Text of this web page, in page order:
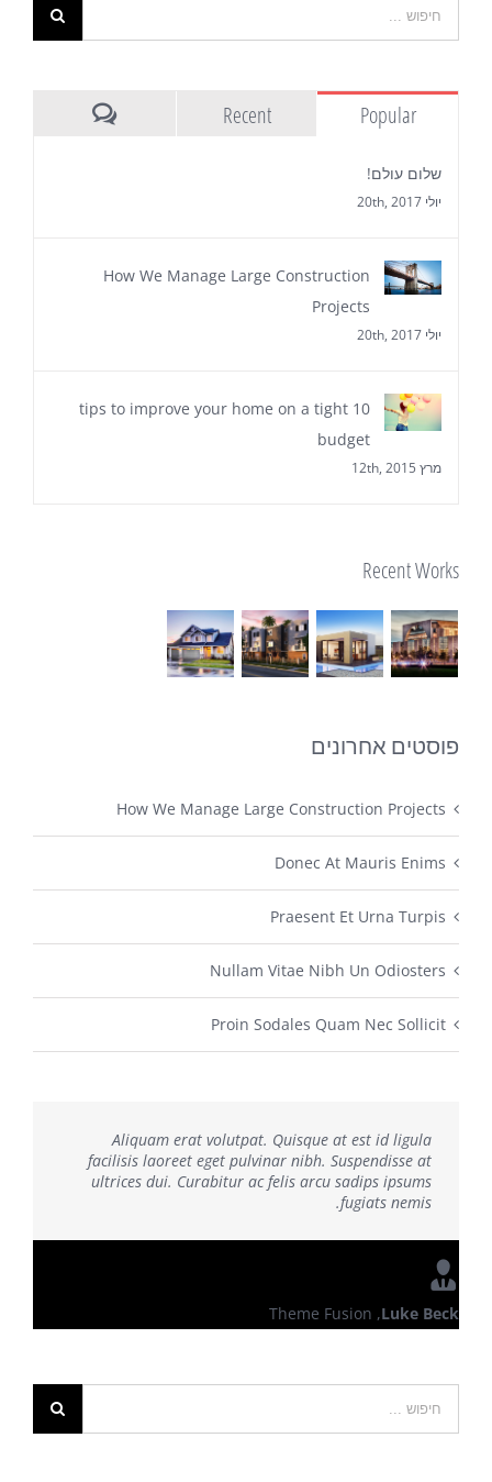
Popular
Recent
שלום עולם!
יולי 20th, 2017
How We Manage Large Construction
Projects
יולי 20th, 2017
10 tips to improve your home on a tight
budget
מרץ 12th, 2015
Recent Works
פוסטים אחרונים
How We Manage Large Construction Projects
Donec At Mauris Enims
Praesent Et Urna Turpis
Nullam Vitae Nibh Un Odiosters
Proin Sodales Quam Nec Sollicit
Aliquam erat volutpat. Quisque at est id ligula
facilisis laoreet eget pulvinar nibh. Suspendisse at
ultrices dui. Curabitur ac felis arcu sadips ipsums
fugiats nemis.
Luke Beck
,
Theme Fusion